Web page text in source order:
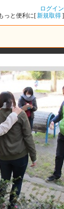
ログイン
っと便利に[新規取得 ]